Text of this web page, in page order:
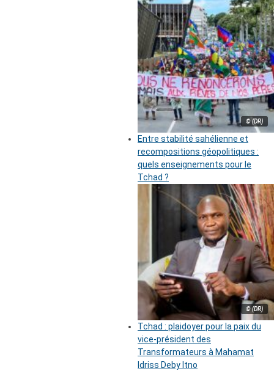
© (DR)
Entre stabilité sahélienne et
recompositions géopolitiques :
quels enseignements pour le
Tchad ?
© (DR)
Tchad : plaidoyer pour la paix du
vice-président des
Transformateurs à Mahamat
Idriss Deby Itno